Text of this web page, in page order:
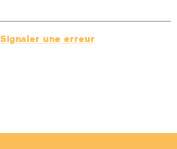
Signaler une erreur